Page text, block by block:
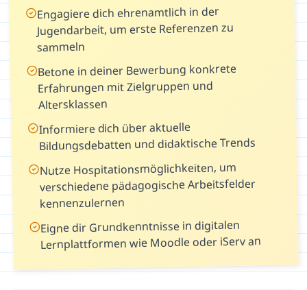
Engagiere dich ehrenamtlich in der
Jugendarbeit, um erste Referenzen zu
sammeln
Betone in deiner Bewerbung konkrete
Erfahrungen mit Zielgruppen und
Altersklassen
Informiere dich über aktuelle
Bildungsdebatten und didaktische Trends
Nutze Hospitationsmöglichkeiten, um
verschiedene pädagogische Arbeitsfelder
kennenzulernen
Eigne dir Grundkenntnisse in digitalen
Lernplattformen wie Moodle oder iServ an